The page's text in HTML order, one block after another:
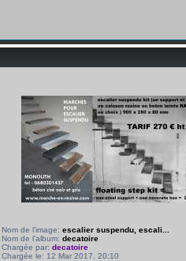
Nom de l’image: escalier suspendu, escali...
Nom de l’album: decatoire
Chargée par: decatoire
Chargée le: 12 Mar 2017, 20:10